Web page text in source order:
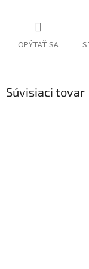
OPÝTAŤ SA
Súvisiaci tovar